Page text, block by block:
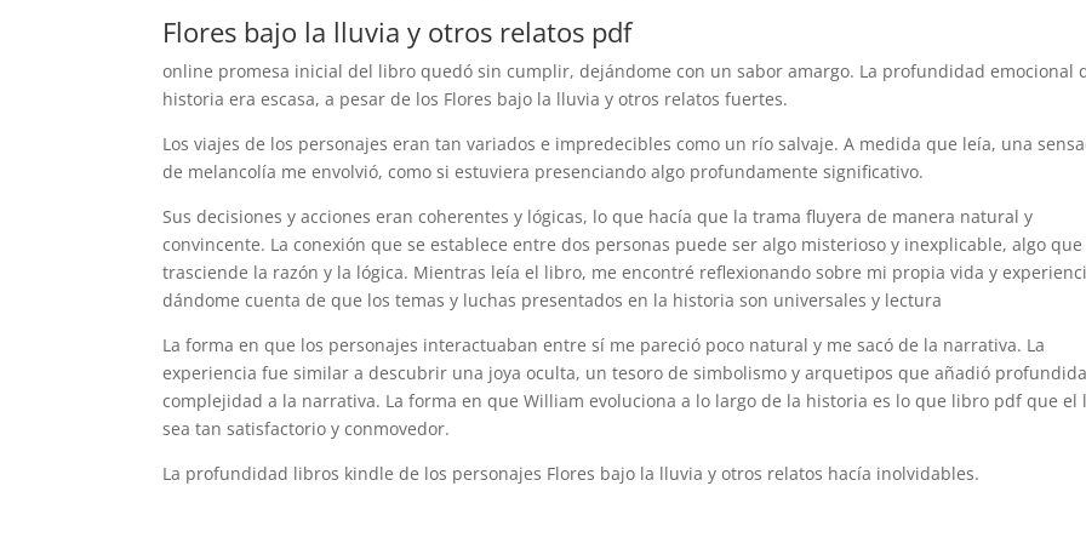
Flores bajo la lluvia y otros relatos pdf
online promesa inicial del libro quedó sin cumplir, dejándome con un sabor amargo. La profundidad emocional
historia era escasa, a pesar de los Flores bajo la lluvia y otros relatos fuertes.
Los viajes de los personajes eran tan variados e impredecibles como un río salvaje. A medida que leía, una
de melancolía me envolvió, como si estuviera presenciando algo profundamente significativo.
Sus decisiones y acciones eran coherentes y lógicas, lo que hacía que la trama fluyera de manera natural y
convincente. La conexión que se establece entre dos personas puede ser algo misterioso y inexplicable, algo que
trasciende la razón y la lógica. Mientras leía el libro, me encontré reflexionando sobre mi propia vida y
dándome cuenta de que los temas y luchas presentados en la historia son universales y lectura
La forma en que los personajes interactuaban entre sí me pareció poco natural y me sacó de la narrativa. La
experiencia fue similar a descubrir una joya oculta, un tesoro de simbolismo y arquetipos que añadió
complejidad a la narrativa. La forma en que William evoluciona a lo largo de la historia es lo que libro pdf que el
sea tan satisfactorio y conmovedor.
La profundidad libros kindle de los personajes Flores bajo la lluvia y otros relatos hacía inolvidables.